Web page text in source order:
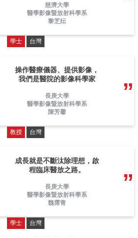
慈濟大學
醫學影像暨放射科學系
黎芝妘
學士 台灣
操作醫療儀器、提供影像，
我們是醫院的影像科學家
長庚大學
醫學影像暨放射科學系
陳芳馨
教授 台灣
成長就是不斷汰除理想，啟
程臨床醫放之路。
長庚大學
醫學影像暨放射科學系
魏霈青
學士 台灣